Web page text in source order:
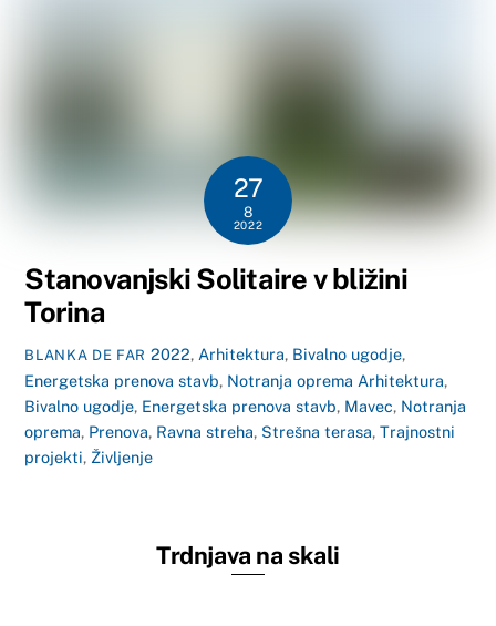
27
8
2022
Stanovanjski Solitaire v bližini
Torina
BLANKA DE FAR 2022, Arhitektura, Bivalno ugodje,
Energetska prenova stavb, Notranja oprema Arhitektura,
Bivalno ugodje, Energetska prenova stavb, Mavec, Notranja
oprema, Prenova, Ravna streha, Strešna terasa,Trajnostni
projekti, Življenje
Trdnjava na skali